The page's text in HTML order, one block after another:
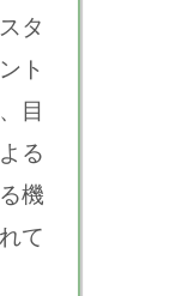
タ
ト
目
る
機
て